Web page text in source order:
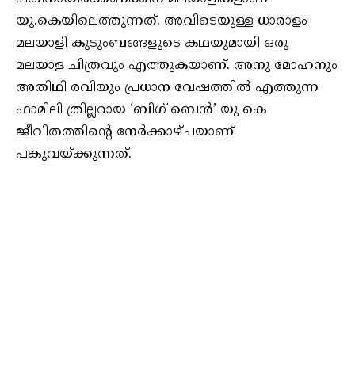
യു.കെയിലെത്തുന്നത്. അവിടെയുള്ള ധാരാളം
മലയാളി കുടുംബങ്ങളുടെ കഥയുമായി ഒരു
മലയാള ചിത്രവും എത്തുകയാണ്. അനു മോഹനും
അതിഥി രവിയും പ്രധാന വേഷത്തിൽ എത്തുന്ന
ഫാമിലി ത്രില്ലറായ ‘ബിഗ് ബെൻ’ യു കെ
ജീവിതത്തിന്റെ നേർക്കാഴ്ചയാണ്
പങ്കുവയ്ക്കുന്നത്.